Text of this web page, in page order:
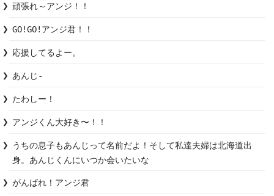
頑張れ～アンジ！！
GO!GO!アンジ君！！
応援してるよー。
あんじ-
たわしー！
アンジくん大好き〜！！
うちの息子もあんじって名前だよ！そして私達夫婦は北海道出
身。あんじくんにいつか会いたいな
がんばれ！アンジ君